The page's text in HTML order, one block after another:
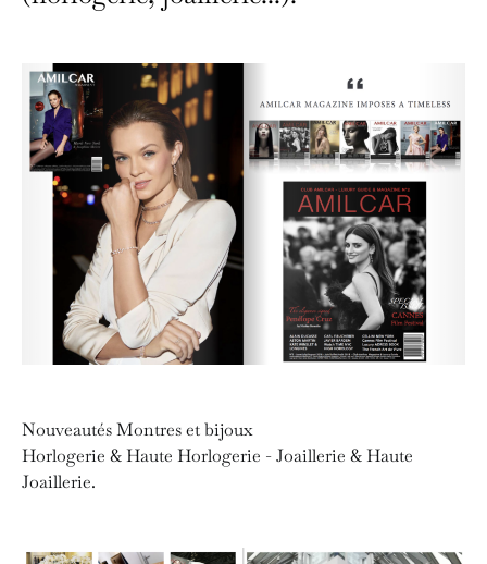
Nouveautés Montres et bijoux
Horlogerie & Haute Horlogerie - Joaillerie & Haute
Joaillerie.